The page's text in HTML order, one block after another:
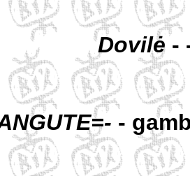
Dovilė-
-